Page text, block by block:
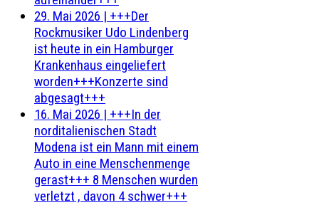
29. Mai 2026 | +++Der
Rockmusiker Udo Lindenberg
ist heute in ein Hamburger
Krankenhaus eingeliefert
worden+++Konzerte sind
abgesagt+++
16. Mai 2026 | +++In der
norditalienischen Stadt
Modena ist ein Mann mit einem
Auto in eine Menschenmenge
gerast+++ 8 Menschen wurden
verletzt , davon 4 schwer+++